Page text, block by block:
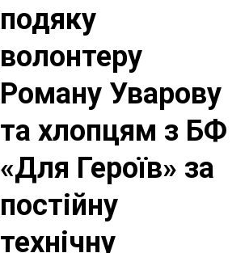
подяку
волонтеру
Роману Уварову
та хлопцям з БФ
«Для Героїв» за
постійну
технічну